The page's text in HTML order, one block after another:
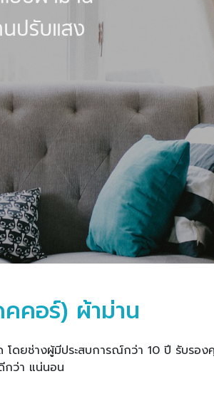
คคอร์) ผ้าม่าน
ดยช่างผู้มีประสบการณ์กว่า 10 ปี รับรอ
กว่า แน่นอน